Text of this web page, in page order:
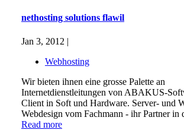
nethosting solutions flawil
Jan 3, 2012 |
Webhosting
Wir bieten ihnen eine grosse Palette an
Internetdienstleitungen von ABAKUS-
Client in Soft und Hardware. Server- und
Webdesign vom Fachmann - ihr Partner in
Read more